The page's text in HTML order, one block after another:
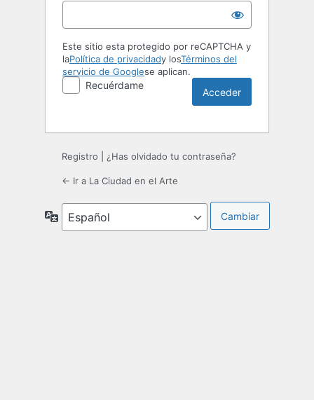
Este sitio esta protegido por reCAPTCHA y
laPolítica de privacidady losTérminos del
servicio de Googlese aplican.
Recuérdame
Registro ¿Has olvidado tu contraseña?
← Ir a La Ciudad en el Arte
Idioma